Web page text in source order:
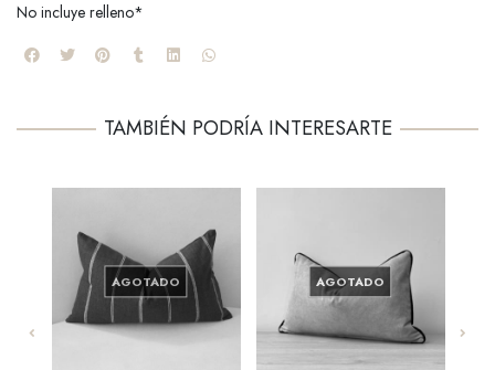
No incluye relleno*
TAMBIÉN PODRÍA INTERESARTE
AGOTADO AGOTADO